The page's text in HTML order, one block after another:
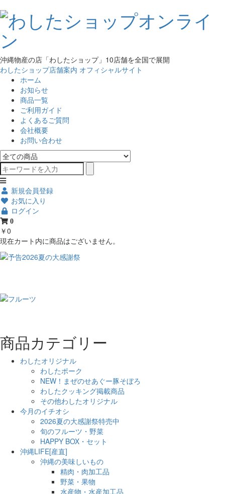
沖縄物産の店「わしたショップ」10店舗を全国で展開
わしたショップ店舗案内 オフィシャルサイト
ホーム
お知らせ
商品一覧
ご利用ガイド
よくあるご質問
会社概要
お問い合わせ
新規会員登録
お気に入り
ログイン
0
￥0
現在カート内に商品はございません。
商品カテゴリー
わしたオリジナル
わしたポーク
NEW！まぜのせあぐー豚そぼろ
わしたクッキング掲載商品
その他わしたオリジナル
今月のイチオシ
2026夏の大感謝祭特売中
旬のフルーツ・野菜
HAPPY BOX・セット
沖縄LIFE[産直]
沖縄の美味しいもの
精肉・肉加工品
野菜・果物
水産物・水産加工品